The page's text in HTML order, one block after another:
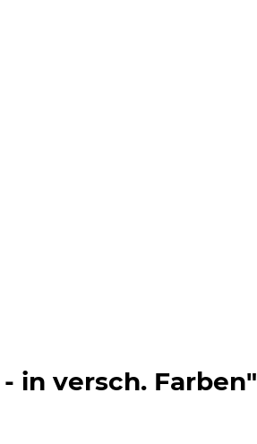
- in versch. Farben"